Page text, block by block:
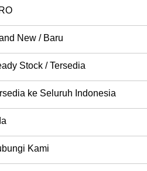
New / Baru
Stock / Tersedia
ke Seluruh Indonesia
Kami